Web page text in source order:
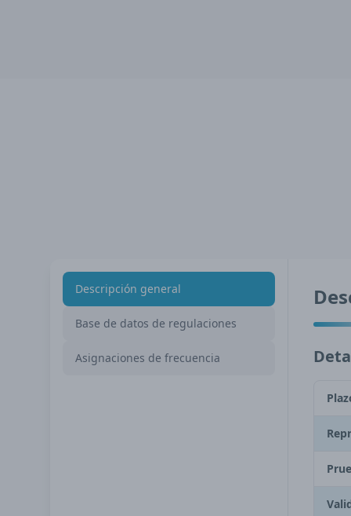
Descripción general
Base de datos de regulaciones
Asignaciones de frecuencia